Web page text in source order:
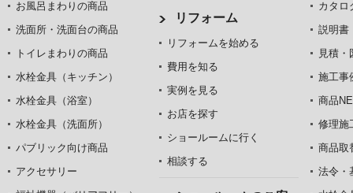
お風呂まわりの商品
洗面所・洗面台の商品
トイレまわりの商品
水栓金具（キッチン）
水栓金具（浴室）
水栓金具（洗面所）
パブリック向け商品
アクセサリー
リフォーム
リフォームを始める
費用を知る
実例を見る
お店を探す
ショールームに行く
相談する
カタロ
説明書
見積・
施工事
商品
修理施
商品取
法令・